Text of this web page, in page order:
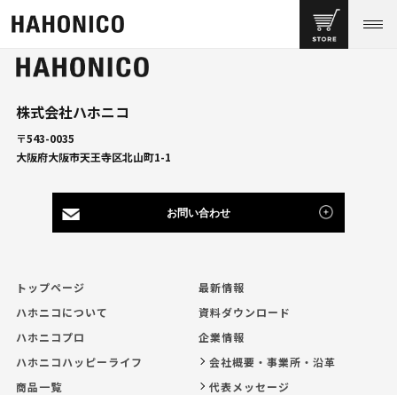
株式会社ハホニコ
〒543-0035
大阪府大阪市天王寺区北山町1-1
お問い合わせ
トップページ
ハホニコについて
ハホニコプロ
ハホニコハッピーライフ
商品一覧
最新情報
資料ダウンロード
企業情報
会社概要・事業所・沿革
代表メッセージ